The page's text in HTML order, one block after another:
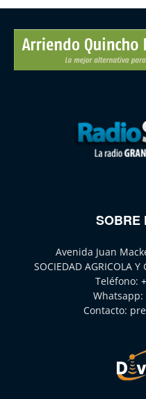
SOBRE
Avenida Juan
SOCIEDAD AGRICOLA
Teléfono:
Whatsapp:
Contacto: